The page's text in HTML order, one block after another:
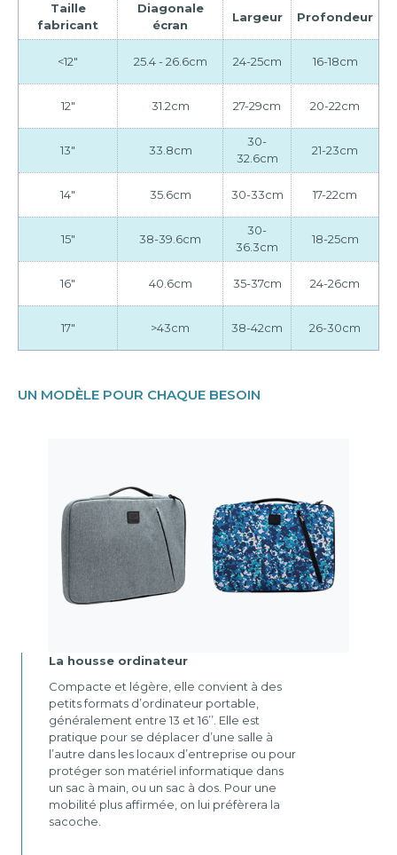
Taille
fabricant
Diagonale
écran
Largeur Profondeur
<12" 25.4 - 26.6cm 24-25cm 16-18cm
12" 31.2cm 27-29cm 20-22cm
13" 33.8cm
30-
32.6cm
21-23cm
14" 35.6cm 30-33cm 17-22cm
15" 38-39.6cm
30-
36.3cm
18-25cm
16" 40.6cm 35-37cm 24-26cm
17" >43cm 38-42cm 26-30cm
UN MODÈLE POUR CHAQUE BESOIN
La housse ordinateur
Compacte et légère, elle convient à des
petits formats d’ordinateur portable,
généralement entre 13 et 16’’. Elle est
pratique pour se déplacer d’une salle à
l’autre dans les locaux d’entreprise ou pour
protéger son matériel informatique dans
un sac à main, ou un sac à dos. Pour une
mobilité plus affirmée, on lui préfèrera la
sacoche.